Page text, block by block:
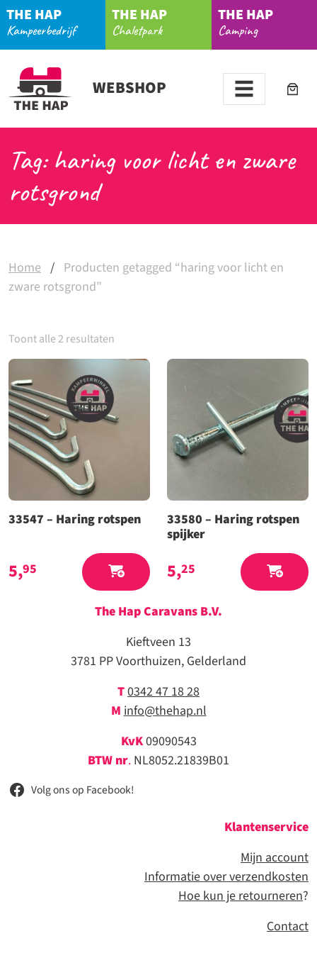
THE HAP
Kampeerbedrijf
THE HAP
Chaletpark
THE HAP
Camping
WEBSHOP
Tag: haring voor licht en zware
rotsgrond
Home / Producten getagged “haring voor licht en
zware rotsgrond”
Toont alle 2 resultaten
33547 – Haring rotspen
5,95
33580 – Haring rotspen
spijker
5,25
The Hap Caravans B.V.
Kieftveen 13
3781 PP Voorthuizen, Gelderland
T0342 47 18 28
M info@thehap.nl
KvK09090543
BTW nr. NL8052.21839B01
Volg ons op Facebook!
Klantenservice
Mijn account
Informatie over verzendkosten
Hoe kun je retourneren?
Contact